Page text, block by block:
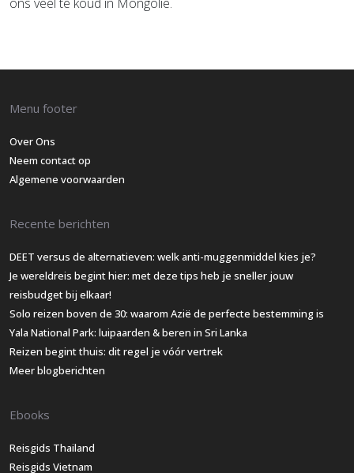
Menu footer
Over Ons
Neem contact op
Algemene voorwaarden
Recente berichten
DEET versus de alternatieven: welk anti-muggenmiddel kies je?
Je wereldreis begint hier: met deze tips heb je sneller jouw
reisbudget bij elkaar!
Solo reizen boven de 30: waarom Azië de perfecte bestemming is
Yala National Park: luipaarden & beren in Sri Lanka
Reizen begint thuis: dit regel je vóór vertrek
Meer blogberichten
Ebooks
Reisgids Thailand
Reisgids Vietnam